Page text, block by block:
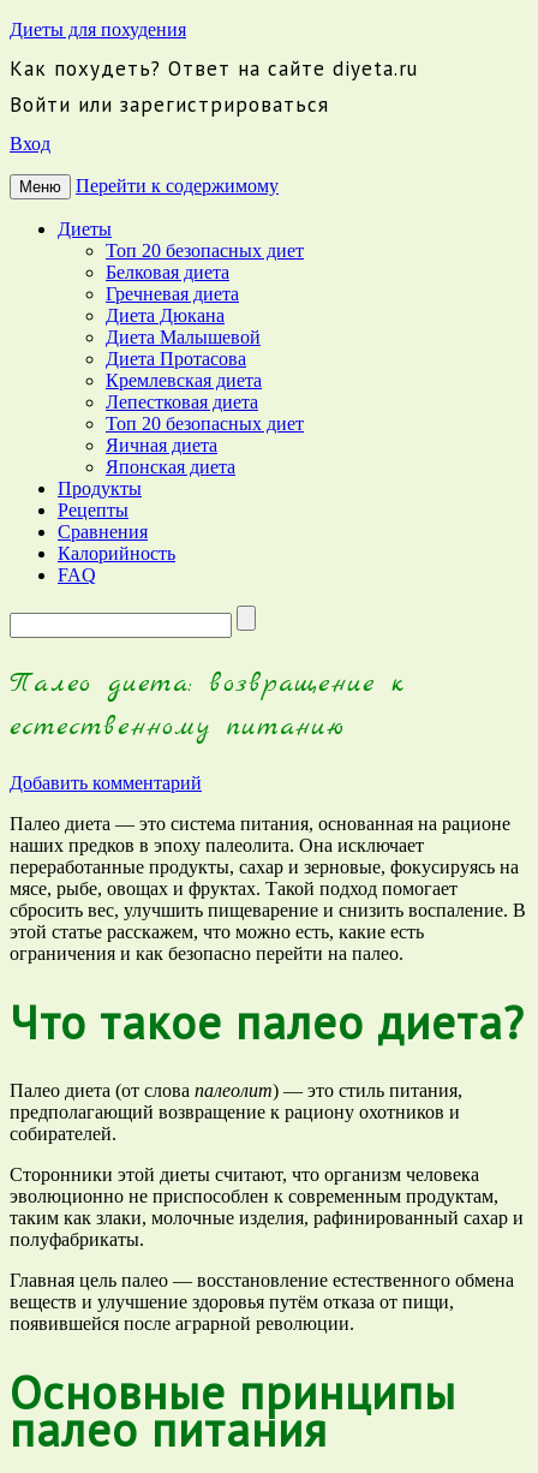
Диеты для похудения
Как похудеть? Ответ на сайте diyeta.ru
Войти или зарегистрироваться
Вход
Меню Перейти к содержимому
Диеты
Топ 20 безопасных диет
Белковая диета
Гречневая диета
Диета Дюкана
Диета Малышевой
Диета Протасова
Кремлевская диета
Лепестковая диета
Топ 20 безопасных диет
Яичная диета
Японская диета
Продукты
Рецепты
Сравнения
Калорийность
FAQ
Запрос
для
Палео диета: возвращение к
естественному питанию
Добавить комментарий
Палео диета — это система питания, основанная на рационе
наших предков в эпоху палеолита. Она исключает
переработанные продукты, сахар и зерновые, фокусируясь на
мясе, рыбе, овощах и фруктах. Такой подход помогает
сбросить вес, улучшить пищеварение и снизить воспаление. В
этой статье расскажем, что можно есть, какие есть
ограничения и как безопасно перейти на палео.
Что такое палео диета?
Палео диета (от слова палеолит) — это стиль питания,
предполагающий возвращение к рациону охотников и
собирателей.
Сторонники этой диеты считают, что организм человека
эволюционно не приспособлен к современным продуктам,
таким как злаки, молочные изделия, рафинированный сахар и
полуфабрикаты.
Главная цель палео — восстановление естественного обмена
веществ и улучшение здоровья путём отказа от пищи,
появившейся после аграрной революции.
Основные принципы
палео питания